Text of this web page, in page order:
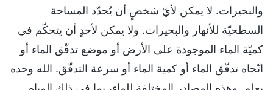
والبحيرات. لا يمكن لأيّ شخصٍ أن يُحدّد المساحة
السطحيّة للأنهار والبحيرات. ولا يمكن لأحدٍ أن يتحكّم في
كميّة الماء الموجودة على الأرض أو موضع تدفّق الماء أو
اتّجاه تدفّق الماء أو كمية الماء أو سرعة التدفّق. الله وحده